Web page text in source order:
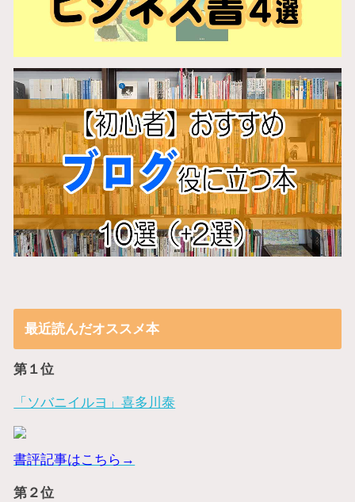
最近読んだオススメ本
第１位
「ソバニイルヨ」喜多川泰
書評記事はこちら→
第２位